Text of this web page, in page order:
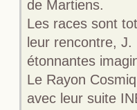
de Martiens.
Les races sont
leur rencontre,
étonnantes
Le Rayon
avec leur suite